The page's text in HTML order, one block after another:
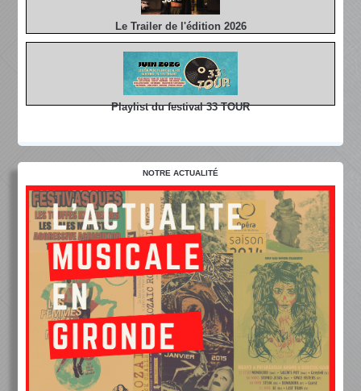
Le Trailer de l'édition 2026
Playlist du festival 33 TOUR
NOTRE ACTUALITÉ